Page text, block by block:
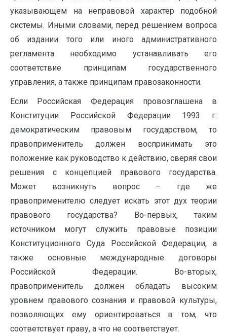
указывающем на неправовой характер подобной
системы. Иными словами, перед решением вопроса
об издании того или иного административного
регламента необходимо устанавливать его
соответствие принципам государственного
управления, а также принципам правозаконности.
Если Российская Федерация провозглашена в
Конституции Российской Федерации 1993 г.
демократическим правовым государством, то
правоприменитель должен воспринимать это
положение как руководство к действию, сверяя свои
решения с концепцией правового государства.
Может возникнуть вопрос – где же
правоприменителю следует искать этот дух теории
правового государства? Во-первых, таким
источником могут служить правовые позиции
Конституционного Суда Российской Федерации, а
также основные международные договоры
Российской Федерации. Во-вторых,
правоприменитель должен обладать высоким
уровнем правового сознания и правовой культуры,
позволяющих ему ориентироваться в том, что
соответствует праву, а что не соответствует.